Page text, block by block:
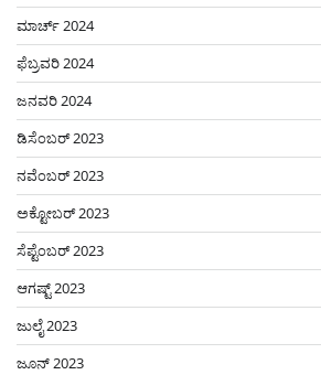
ಮಾರ್ಚ್ 2024
ಫೆಬ್ರವರಿ 2024
ಜನವರಿ 2024
ಡಿಸೆಂಬರ್ 2023
ನವೆಂಬರ್ 2023
ಅಕ್ಟೋಬರ್ 2023
ಸೆಪ್ಟೆಂಬರ್ 2023
ಆಗಷ್ಟ್ 2023
ಜುಲೈ 2023
ಜೂನ್ 2023